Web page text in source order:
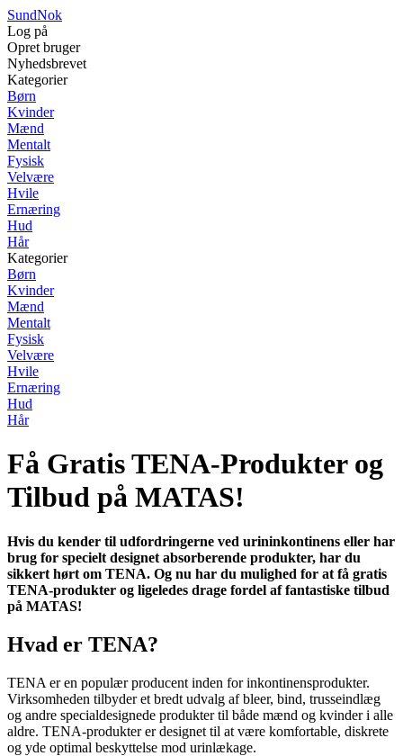
SundNok
Log på
Opret bruger
Nyhedsbrevet
Kategorier
Børn
Kvinder
Mænd
Mentalt
Fysisk
Velvære
Hvile
Ernæring
Hud
Hår
Kategorier
Børn
Kvinder
Mænd
Mentalt
Fysisk
Velvære
Hvile
Ernæring
Hud
Hår
Få Gratis TENA-Produkter og
Tilbud på MATAS!
Hvis du kender til udfordringerne ved urininkontinens eller har
brug for specielt designet absorberende produkter, har du
sikkert hørt om TENA. Og nu har du mulighed for at få gratis
TENA-produkter og ligeledes drage fordel af fantastiske tilbud
på MATAS!
Hvad er TENA?
TENA er en populær producent inden for inkontinensprodukter.
Virksomheden tilbyder et bredt udvalg af bleer, bind, trusseindlæg
og andre specialdesignede produkter til både mænd og kvinder i alle
aldre. TENA-produkter er designet til at være komfortable, diskrete
og yde optimal beskyttelse mod urinlækage.